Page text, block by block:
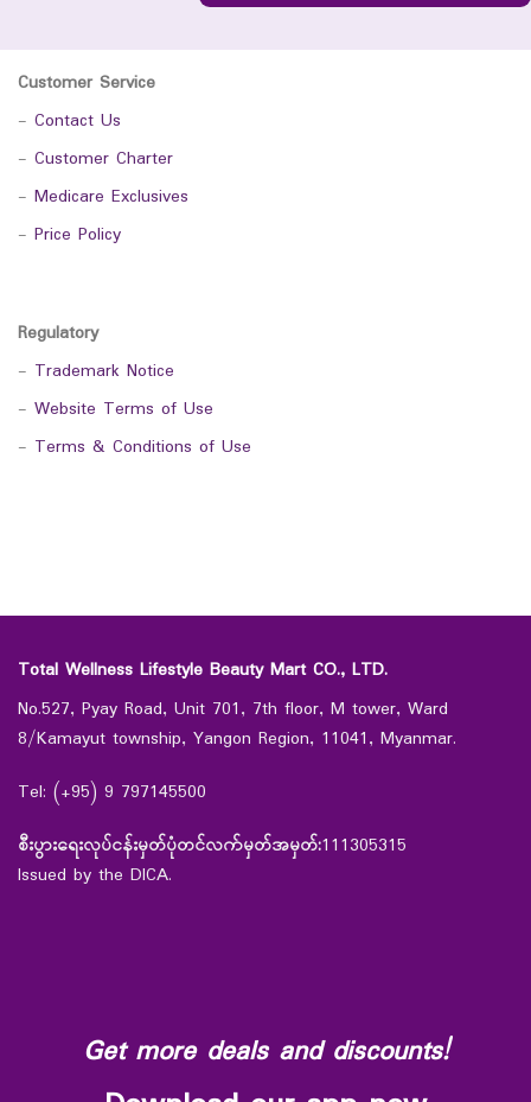
Customer Service
- Contact Us
- Customer Charter
- Medicare Exclusives
- Price Policy
Regulatory
- Trademark Notice
- Website Terms of Use
- Terms & Conditions of Use
Total Wellness Lifestyle Beauty Mart CO., LTD.
No.527, Pyay Road, Unit 701, 7th floor, M tower, Ward
8/Kamayut township, Yangon Region, 11041, Myanmar.
Tel: (+95) 9 797145500
စီးပွားရေးလုပ်ငန်းမှတ်ပုံတင်လက်မှတ်အမှတ်:111305315
Issued by the DICA.
Get more deals and discounts!